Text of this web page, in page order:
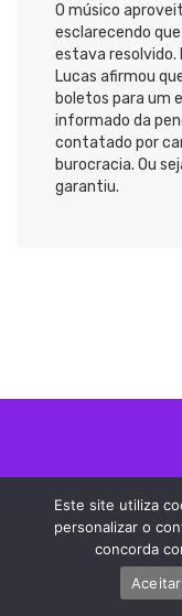
O músico
esclarecendo
estava resolvido.
Lucas afirmou
boletos para um
informado da
contatado por
burocracia. Ou
garantiu.
PROMOÇÕES EQUIPE NOTÍCIAS
Este site utiliza
personalizar o
concorda
Aceitar